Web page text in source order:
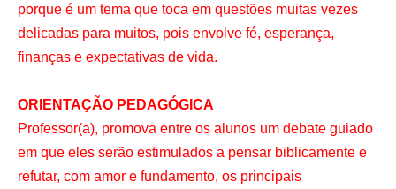
porque é um tema que toca em questões muitas vezes
delicadas para muitos, pois envolve fé, esperança,
finanças e expectativas de vida.
ORIENTAÇÃO PEDAGÓGICA
Professor(a), promova entre os alunos um debate guiado
em que eles serão estimulados a pensar biblicamente e
refutar, com amor e fundamento, os principais